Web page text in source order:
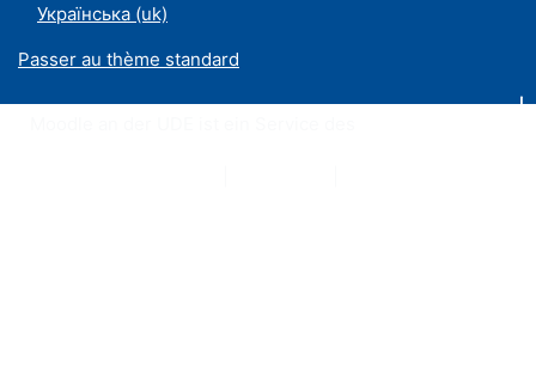
Українська ‎(uk)‎
Passer au thème standard